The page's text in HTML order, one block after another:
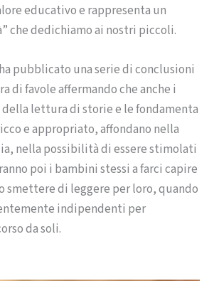
educativo e rappresenta un
che dedichiamo ai nostri piccoli.
pubblicato una serie di conclusioni
di favole affermando che anche i
lettura di storie e le fondamenta
e appropriato, affondano nella
nella possibilità di essere stimolati
poi i bambini stessi a farci capire
smettere di leggere per loro, quando
indipendenti per
da soli.